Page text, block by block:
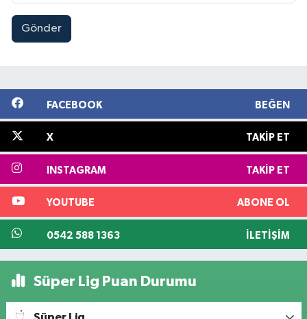
Gönder
FACEBOOK BEĞEN
X TAKIP ET
INSTAGRAM TAKIP ET
YOUTUBE ABONE OL
0542 588 1363 İLETIŞIM
Süper Lig Puan Durumu